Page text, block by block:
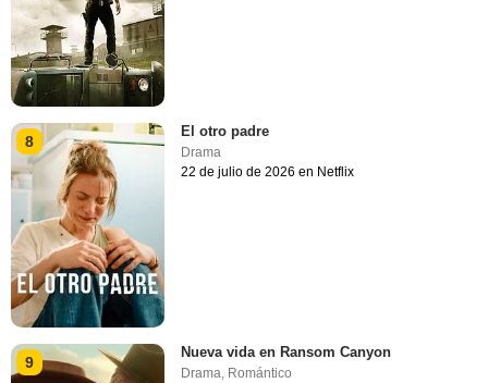
8
El otro padre
Drama
22 de julio de 2026 en Netflix
9
Nueva vida en Ransom Canyon
Drama, Romántico